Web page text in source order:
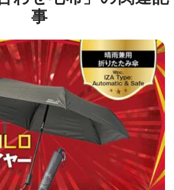
事